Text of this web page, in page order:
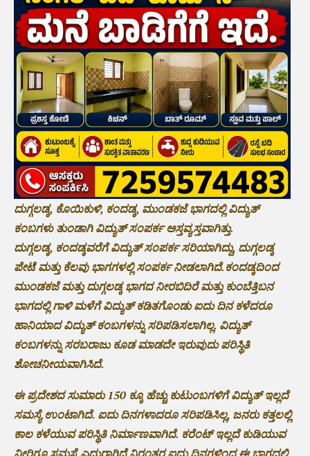
ದುಗ್ಗಲಡ್ಕ, ಕೊಯಿಕುಳಿ, ಕಂದಡ್ಕ, ಮುಂಡಕಜೆ ಭಾಗದಲ್ಲಿ ವಿದ್ಯುತ್
ಕಂಬಗಳು ತುಂಡಾಗಿ ವಿದ್ಯುತ್ ಸಂಪರ್ಕ ಅಸ್ತವ್ಯಸ್ತವಾಗಿತ್ತು.
ದುಗ್ಗಲಡ್ಕ, ಕಂದಡ್ಕವರೆಗೆ ವಿದ್ಯುತ್ ಸಂಪರ್ಕ ಸರಿಯಾಗಿದ್ದು, ದುಗ್ಗಲಡ್ಕ
ಪೇಟೆ ಮತ್ತು ಕೆಲವು ಭಾಗಗಳಲ್ಲಿ ಸಂಪರ್ಕ ನೀಡಲಾಗಿದೆ.ಕಂದಡ್ಕದಿಂದ
ಮುಂಡಕಜೆ ಮತ್ತು ದುಗ್ಗಲಡ್ಕ ಭಾಗದ ನೀರಬಿದಿರೆ ಮತ್ತು ಕುಂಬೆತ್ತಿಬನ
ಭಾಗದಲ್ಲಿ ಗಾಳಿ ಮಳೆಗೆ ವಿದ್ಯುತ್ ಕಡಿತಗೊಂಡು ಐದು ದಿನ ಕಳೆದರೂ
ಹಾನಿಯಾದ ವಿದ್ಯುತ್ ಕಂಬಗಳನ್ನು ಸರಿಪಡಿಸಲಾಗಿಲ್ಲ. ವಿದ್ಯುತ್
ಕಂಬಗಳನ್ನು ಸರಬರಾಜು ಕೂಡ ಮಾಡದೇ ಇರುವುದು ಪರಿಸ್ಥಿತಿ
ಶೋಚನೀಯವಾಗಿಸಿದೆ.
ಈ ಪ್ರದೇಶದ ಸುಮಾರು 150 ಕ್ಕೂ ಹೆಚ್ಚು ಕುಟುಂಬಗಳಿಗೆ ವಿದ್ಯುತ್ ಇಲ್ಲದೆ
ಸಮಸ್ಯೆ ಉಂಟಾಗಿದೆ. ಐದು ದಿನಗಳಾದರೂ ಸರಿಪಡಿಸಿಲ್ಲ, ಜನರು ಕತ್ತಲಲ್ಲಿ
ಕಾಲ ಕಳೆಯುವ ಪರಿಸ್ಥಿತಿ ನಿರ್ಮಾಣವಾಗಿದೆ. ಕರೆಂಟ್ ಇಲ್ಲದೆ ಕುಡಿಯುವ